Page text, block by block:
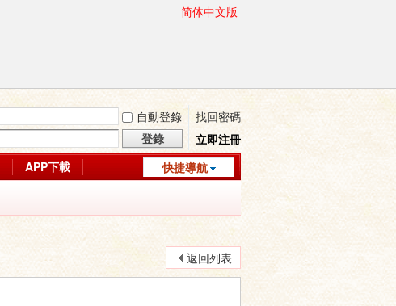
简体中文版
自動登錄
找回密碼
登錄
立即注冊
快捷導航
APP下載
返回列表